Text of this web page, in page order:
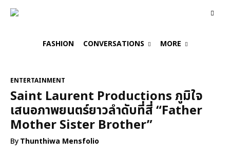
FASHION CONVERSATIONS MORE
ENTERTAINMENT
Saint Laurent Productions ภูมิใจ
เสนอภาพยนตร์ยาวลำดับที่สี่ “Father
Mother Sister Brother”
ByThunthiwa Mensfolio